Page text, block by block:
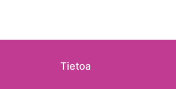
Tietoa